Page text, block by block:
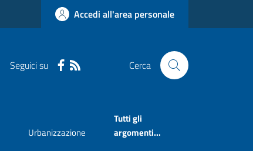
Accedi all'area personale
Seguici su Cerca
Urbanizzazione
Tutti gli
argomenti...